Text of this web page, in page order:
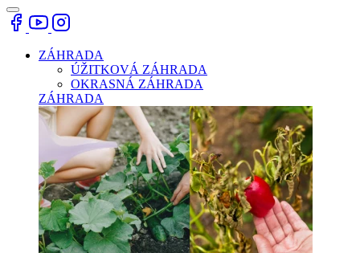
ZÁHRADA
ÚŽITKOVÁ ZÁHRADA
OKRASNÁ ZÁHRADA
ZÁHRADA